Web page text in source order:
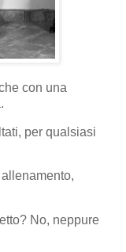
con una
per qualsiasi
No, neppure